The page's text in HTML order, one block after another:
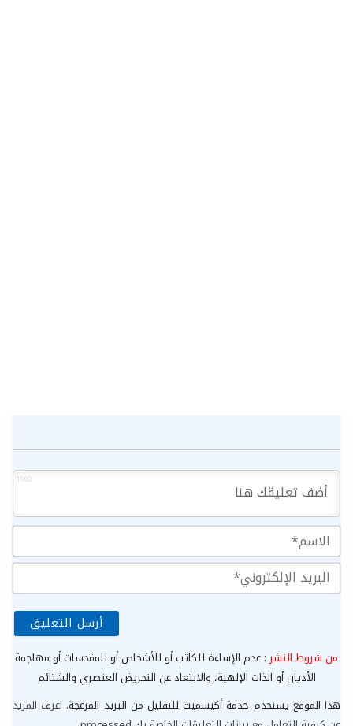
1000
من شروط النشر : عدم الإساءة للكاتب أو للأشخاص أو للمقدسات أو مهاجمة
الأديان أو الذات الإلهية، والابتعاد عن التحريض العنصري والشتائم
هذا الموقع يستخدم خدمة أكيسميت للتقليل من البريد المزعجة. اعرف المزيد